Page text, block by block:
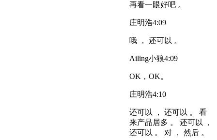
再看一眼好吧 。
庄明浩4:09
哦 ， 还可以 。
Ailing小狼4:09
OK，OK。
庄明浩4:10
还可以 ， 还可以 。 看
来产品居多 。 还可以 ，
还可以 。 对 ， 然后 。